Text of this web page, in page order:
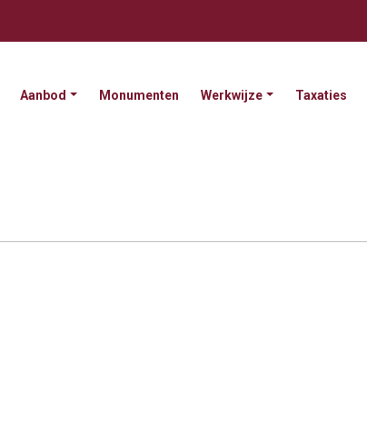
Aanbod Monumenten Werkwijze Taxaties